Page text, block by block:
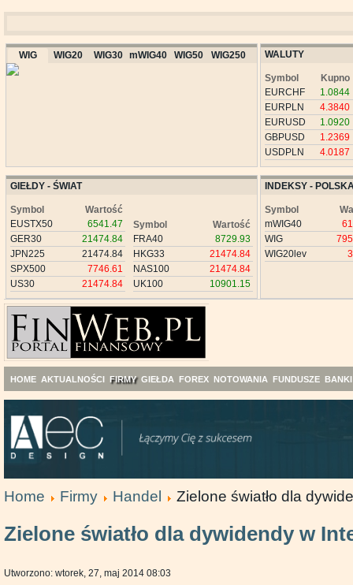
WIG WIG20 WIG30 mWIG40 WIG50 WIG250 WALUTY
Symbol
Kupno
EURCHF
1.0844
EURPLN
4.3840
EURUSD
1.0920
GBPUSD
1.2369
USDPLN
4.0187
GIEŁDY - ŚWIAT
Symbol
Wartość
EUSTX50
6541.47
GER30
21474.84
JPN225
21474.84
SPX500
7746.61
US30
21474.84
Symbol
Wartość
FRA40
8729.93
HKG33
21474.84
NAS100
21474.84
UK100
10901.15
INDEKSY -
Symbol
mWIG40
WIG
WIG20lev
HOME AKTUALNOŚCI FIRMY GIEŁDA FOREX NOTOWANIA FUNDUSZE BANKI
Home Firmy Handel Zielone światło dla
Zielone światło dla dywidendy w
Utworzono: wtorek, 27, maj 2014 08:03